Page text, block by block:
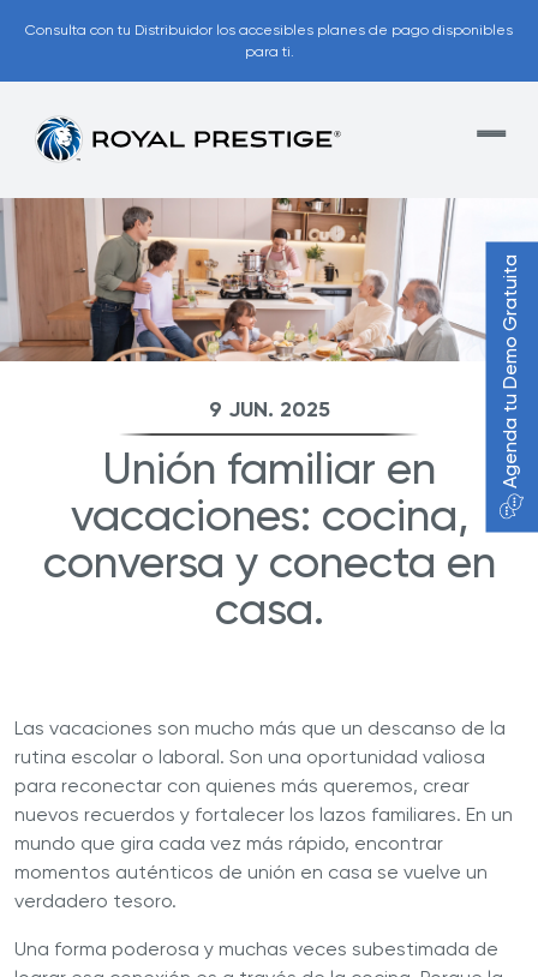
Consulta con tu Distribuidor los accesibles planes de pago disponibles
para ti.
9 JUN. 2025
Unión familiar en
vacaciones: cocina,
conversa y conecta en
casa.
Las vacaciones son mucho más que un descanso de la
rutina escolar o laboral. Son una oportunidad valiosa
para reconectar con quienes más queremos, crear
nuevos recuerdos y fortalecer los lazos familiares. En un
mundo que gira cada vez más rápido, encontrar
momentos auténticos de unión en casa se vuelve un
verdadero tesoro.
Una forma poderosa y muchas veces subestimada de
Agenda tu Demo Gratuita